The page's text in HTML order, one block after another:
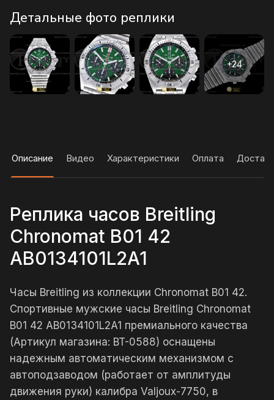
Детальные фото реплики
Описание Видео Характеристики Оплата
Реплика часов Breitling
Chronomat B01 42
AB0134101L2A1
Часы Breitling из коллекции Chronomat B01 42.
Спортивные мужские часы Breitling Chronomat
B01 42 AB0134101L2A1 премиального качества
(Артикул магазина: BT-0588) оснащены
надежным автоматическим механизмом с
автоподзаводом (работает от амплитуды
движения руки) калибра Valjoux-7750, в